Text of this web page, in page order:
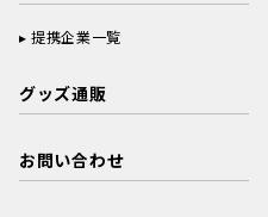
提携企業一覧
グッズ通販
お問い合わせ